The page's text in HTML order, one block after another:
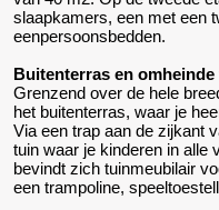
slaapkamers, een met een
eenpersoonsbedden.
Buitenterras en
Grenzend over de hele
het buitenterras, waar je
Via een trap aan de zijkant
tuin waar je kinderen in alle
bevindt zich tuinmeubilair
een trampoline,